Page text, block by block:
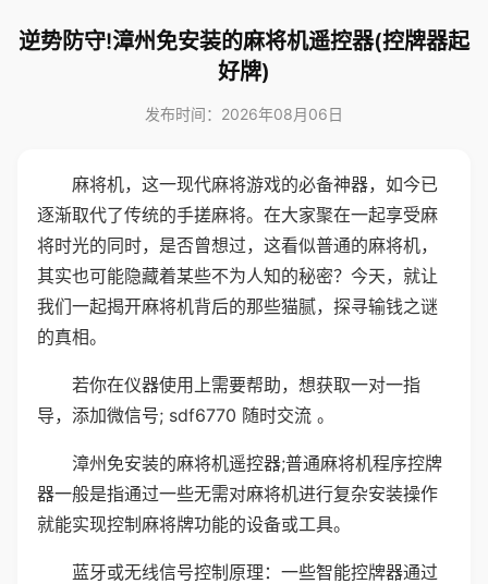
逆势防守!漳州免安装的麻将机遥控器(控牌器起
好牌)
发布时间：2026年08月06日
麻将机，这一现代麻将游戏的必备神器，如今已
逐渐取代了传统的手搓麻将。在大家聚在一起享受麻
将时光的同时，是否曾想过，这看似普通的麻将机，
其实也可能隐藏着某些不为人知的秘密？今天，就让
我们一起揭开麻将机背后的那些猫腻，探寻输钱之谜
的真相。
若你在仪器使用上需要帮助，想获取一对一指
导，添加微信号; sdf6770 随时交流 。
漳州免安装的麻将机遥控器;普通麻将机程序控牌
器一般是指通过一些无需对麻将机进行复杂安装操作
就能实现控制麻将牌功能的设备或工具。
蓝牙或无线信号控制原理：一些智能控牌器通过